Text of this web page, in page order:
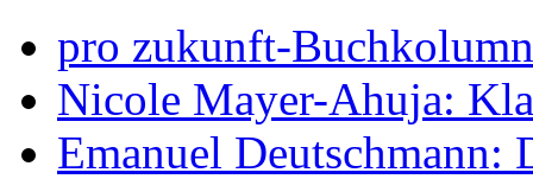
pro zukunft-
Nicole Mayer-Ahuja:
Emanuel Deutschmann: